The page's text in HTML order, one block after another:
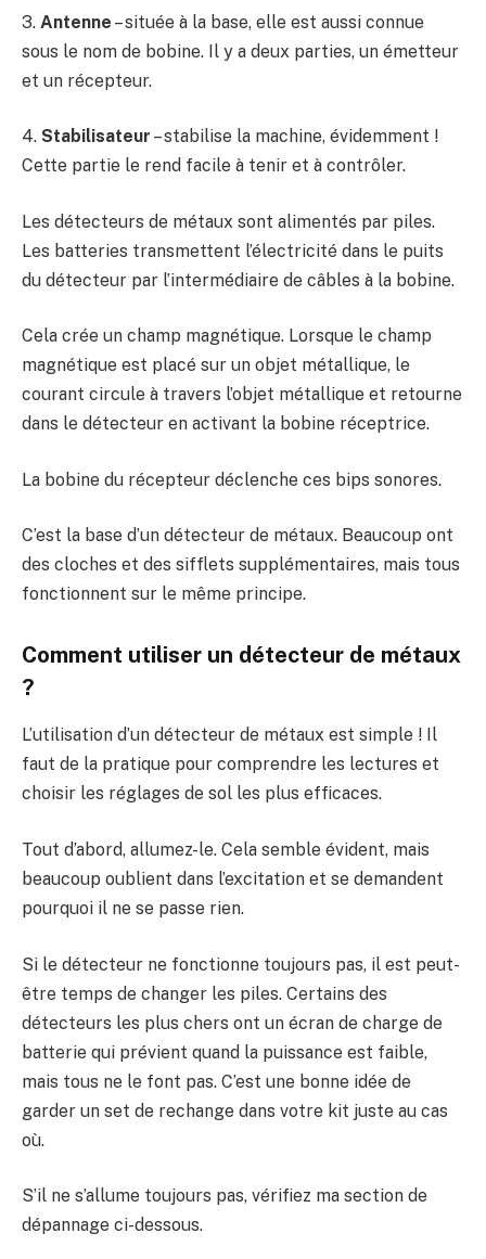
3. Antenne – située à la base, elle est aussi connue
sous le nom de bobine. Il y a deux parties, un émetteur
et un récepteur.
4. Stabilisateur – stabilise la machine, évidemment !
Cette partie le rend facile à tenir et à contrôler.
Les détecteurs de métaux sont alimentés par piles.
Les batteries transmettent l’électricité dans le puits
du détecteur par l’intermédiaire de câbles à la bobine.
Cela crée un champ magnétique. Lorsque le champ
magnétique est placé sur un objet métallique, le
courant circule à travers l’objet métallique et retourne
dans le détecteur en activant la bobine réceptrice.
La bobine du récepteur déclenche ces bips sonores.
C’est la base d’un détecteur de métaux. Beaucoup ont
des cloches et des sifflets supplémentaires, mais tous
fonctionnent sur le même principe.
Comment utiliser un détecteur de métaux
?
L’utilisation d’un détecteur de métaux est simple ! Il
faut de la pratique pour comprendre les lectures et
choisir les réglages de sol les plus efficaces.
Tout d’abord, allumez-le. Cela semble évident, mais
beaucoup oublient dans l’excitation et se demandent
pourquoi il ne se passe rien.
Si le détecteur ne fonctionne toujours pas, il est peut-
être temps de changer les piles. Certains des
détecteurs les plus chers ont un écran de charge de
batterie qui prévient quand la puissance est faible,
mais tous ne le font pas. C’est une bonne idée de
garder un set de rechange dans votre kit juste au cas
où.
S’il ne s’allume toujours pas, vérifiez ma section de
dépannage ci-dessous.